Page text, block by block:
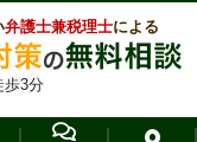
弁護士兼税理士による
3分